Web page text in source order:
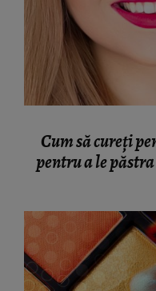
Cum să cureți
pentru a le